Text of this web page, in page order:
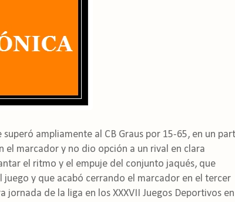
ampliamente al CB Graus por 15-65, en un
el marcador y no dio opción a un rival en clara
el ritmo y el empuje del conjunto jaqués, que
y que acabó cerrando el marcador en el tercer
de la liga en los XXXVII Juegos Deportivos en